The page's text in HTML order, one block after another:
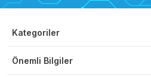
Kategoriler
Önemli Bilgiler